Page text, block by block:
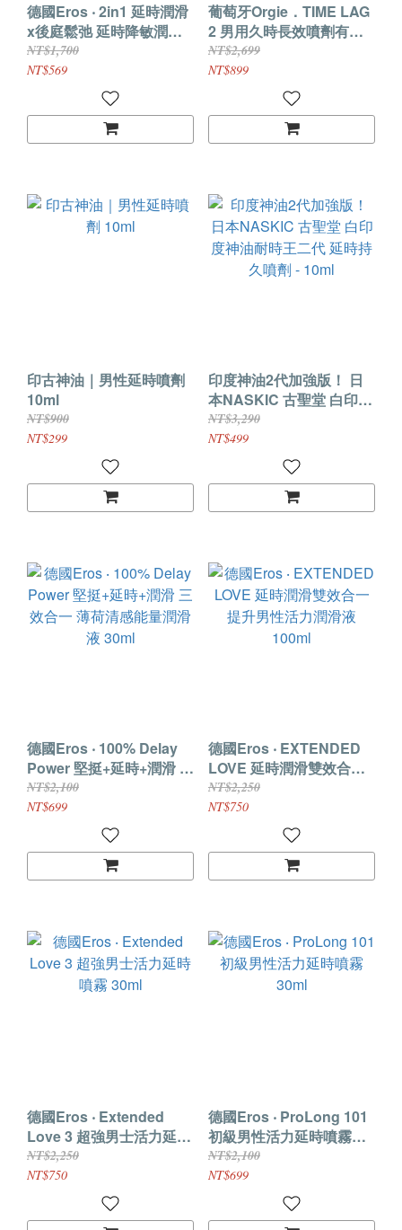
德國Eros ‧ 2in1 延時潤滑
x後庭鬆弛 延時降敏潤滑
液-100ml
NT$1,700
NT$569
葡萄牙Orgie．TIME LAG
2 男用久時長效噴劑有機
高濃縮版-10ml
NT$2,699
NT$899
印古神油｜男性延時噴劑
10ml
NT$900
NT$299
印度神油2代加強版！ 日
本NASKIC 古聖堂 白印度
神油耐時王二代 延時持久
噴劑 - 10ml
NT$3,290
NT$499
德國Eros ‧ 100% Delay
Power 堅挺+延時+潤滑 三
效合一 薄荷清感能量潤滑
液 30ml
NT$2,100
NT$699
德國Eros ‧ EXTENDED
LOVE 延時潤滑雙效合一
提升男性活力潤滑液
100ml
NT$2,250
NT$750
德國Eros ‧ Extended
Love 3 超強男士活力延時
噴霧 30ml
NT$2,250
NT$750
德國Eros ‧ ProLong 101
初級男性活力延時噴霧
30ml
NT$2,100
NT$699